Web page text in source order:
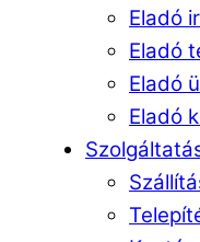
Eladó
Eladó
Eladó
Eladó